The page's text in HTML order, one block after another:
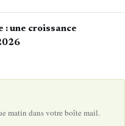
une croissance
matin dans votre boîte mail.